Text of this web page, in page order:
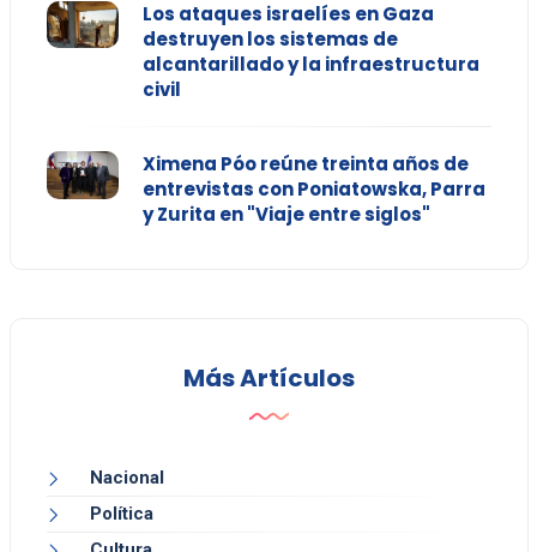
Los ataques israelíes en Gaza
destruyen los sistemas de
alcantarillado y la infraestructura
civil
Ximena Póo reúne treinta años de
entrevistas con Poniatowska, Parra
y Zurita en "Viaje entre siglos"
Más Artículos
Nacional
Política